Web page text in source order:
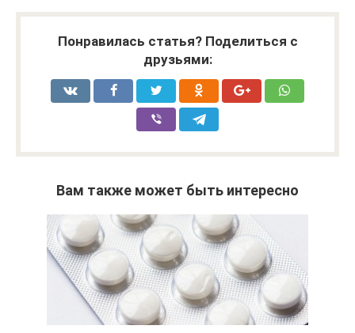
Понравилась статья? Поделиться с
друзьями:
Вам также может быть интересно